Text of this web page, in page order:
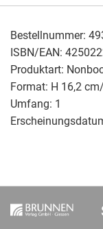
Bestellnummer:
ISBN/EAN:
Produktart:
Format: H 16,2
Umfang: 1